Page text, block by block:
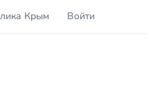
Крым Войти